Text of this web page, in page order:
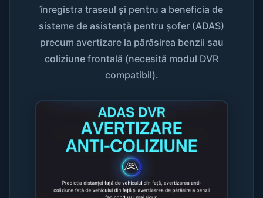
înregistra traseul și pentru a beneficia de
sisteme de asistență pentru șofer (ADAS)
precum avertizare la părăsirea benzii sau
coliziune frontală (necesită modul DVR
compatibil).